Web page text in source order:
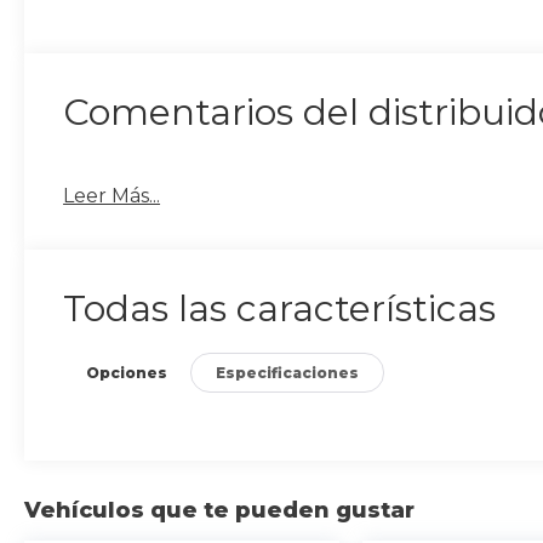
Comentarios del
Leer Más...
Todas las características
Opciones Especificaciones
Vehículos que te pueden gustar